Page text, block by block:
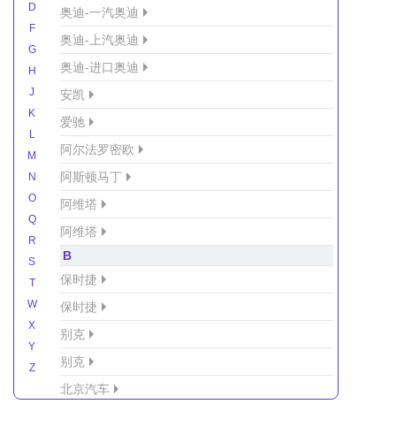
D
F
G
H
J
K
L
M
N
O
Q
R
S
T
W
X
Y
Z
奥迪-一汽奥迪
奥迪-上汽奥迪
奥迪-进口奥迪
安凯
爱驰
阿尔法罗密欧
阿斯顿马丁
阿维塔
阿维塔
B
保时捷
保时捷
别克
别克
北京汽车